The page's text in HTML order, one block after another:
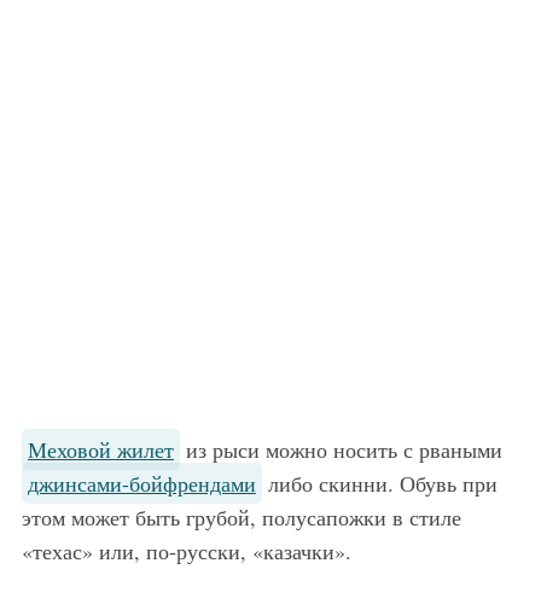
Меховой жилет из рыси можно носить с рваными
джинсами-бойфрендами либо скинни. Обувь при
этом может быть грубой, полусапожки в стиле
«техас» или, по-русски, «казачки».